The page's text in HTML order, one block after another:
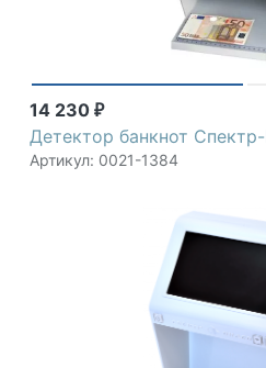
14 230 ₽
Детектор банкнот
Артикул: 0021-1384